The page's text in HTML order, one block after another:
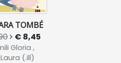
TOMBÉ
€ 8,45
Gloria ,
(.ill)